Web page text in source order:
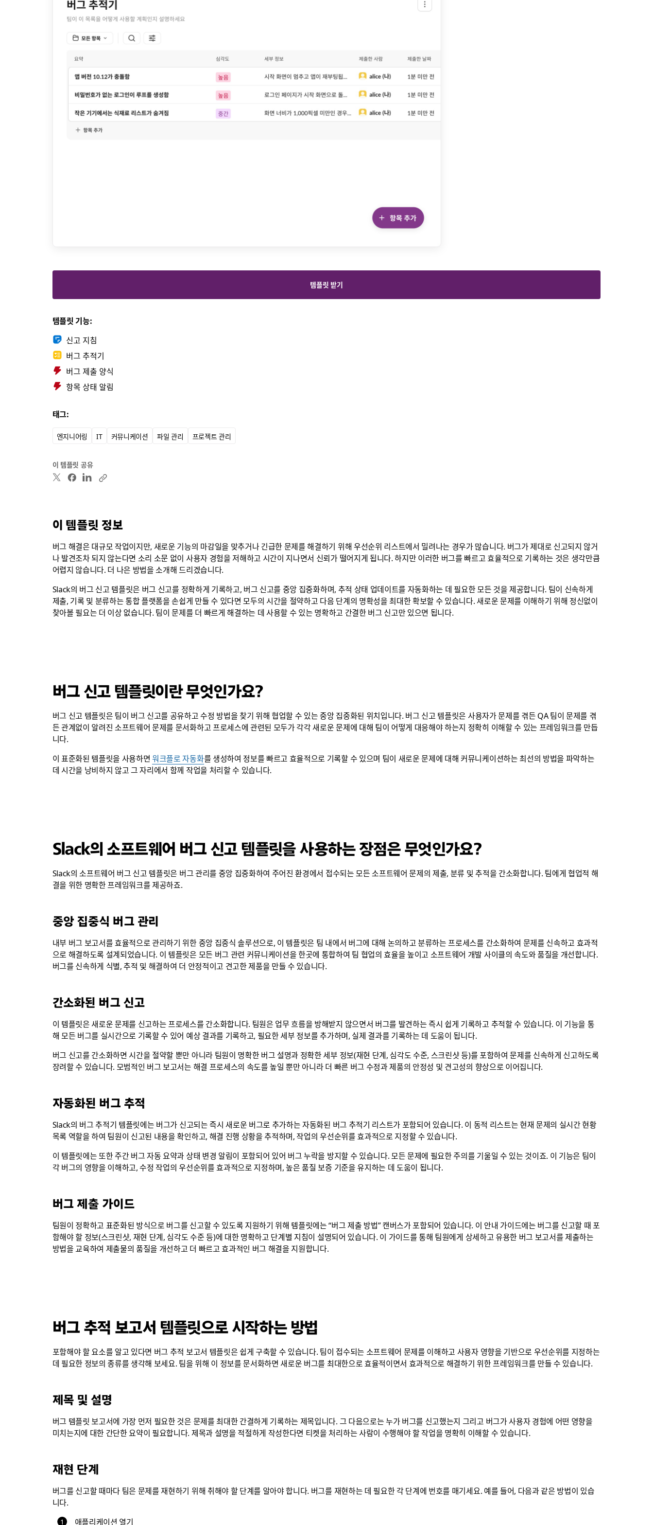
템플릿 받기
템플릿 기능:
신고 지침
버그 추적기
버그 제출 양식
항목 상태 알림
태그:
엔지니어링 IT 커뮤니케이션 파일 관리 프로젝트 관리
이 템플릿 공유
이 템플릿 정보
버그 해결은 대규모 작업이지만, 새로운 기능의 마감일을 맞추거나 긴급한 문제를 해결하기 위해 우선순위 리스트에서 밀려나는 경우가 많습니다. 버그가 제대로 신고되지 않거
나 발견조차 되지 않는다면 소리 소문 없이 사용자 경험을 저해하고 시간이 지나면서 신뢰가 떨어지게 됩니다. 하지만 이러한 버그를 빠르고 효율적으로 기록하는 것은 생각만큼
어렵지 않습니다. 더 나은 방법을 소개해 드리겠습니다.
Slack의 버그 신고 템플릿은 버그 신고를 정확하게 기록하고, 버그 신고를 중앙 집중화하며, 추적 상태 업데이트를 자동화하는 데 필요한 모든 것을 제공합니다. 팀이 신속하게
제출, 기록 및 분류하는 통합 플랫폼을 손쉽게 만들 수 있다면 모두의 시간을 절약하고 다음 단계의 명확성을 최대한 확보할 수 있습니다. 새로운 문제를 이해하기 위해 정신없이
찾아볼 필요는 더 이상 없습니다. 팀이 문제를 더 빠르게 해결하는 데 사용할 수 있는 명확하고 간결한 버그 신고만 있으면 됩니다.
버그 신고 템플릿이란 무엇인가요?
버그 신고 템플릿은 팀이 버그 신고를 공유하고 수정 방법을 찾기 위해 협업할 수 있는 중앙 집중화된 위치입니다. 버그 신고 템플릿은 사용자가 문제를 겪든 QA 팀이 문제를 겪
든 관계없이 알려진 소프트웨어 문제를 문서화하고 프로세스에 관련된 모두가 각각 새로운 문제에 대해 팀이 어떻게 대응해야 하는지 정확히 이해할 수 있는 프레임워크를 만듭
니다.
이 표준화된 템플릿을 사용하면워크플로 자동화를 생성하여 정보를 빠르고 효율적으로 기록할 수 있으며 팀이 새로운 문제에 대해 커뮤니케이션하는 최선의 방법을 파악하는
데 시간을 낭비하지 않고 그 자리에서 함께 작업을 처리할 수 있습니다.
Slack의 소프트웨어 버그 신고 템플릿을 사용하는 장점은 무엇인가요?
Slack의 소프트웨어 버그 신고 템플릿은 버그 관리를 중앙 집중화하여 주어진 환경에서 접수되는 모든 소프트웨어 문제의 제출, 분류 및 추적을 간소화합니다. 팀에게 협업적 해
결을 위한 명확한 프레임워크를 제공하죠.
중앙 집중식 버그 관리
내부 버그 보고서를 효율적으로 관리하기 위한 중앙 집중식 솔루션으로, 이 템플릿은 팀 내에서 버그에 대해 논의하고 분류하는 프로세스를 간소화하여 문제를 신속하고 효과적
으로 해결하도록 설계되었습니다. 이 템플릿은 모든 버그 관련 커뮤니케이션을 한곳에 통합하여 팀 협업의 효율을 높이고 소프트웨어 개발 사이클의 속도와 품질을 개선합니다.
버그를 신속하게 식별, 추적 및 해결하여 더 안정적이고 견고한 제품을 만들 수 있습니다.
간소화된 버그 신고
이 템플릿은 새로운 문제를 신고하는 프로세스를 간소화합니다. 팀원은 업무 흐름을 방해받지 않으면서 버그를 발견하는 즉시 쉽게 기록하고 추적할 수 있습니다. 이 기능을 통
해 모든 버그를 실시간으로 기록할 수 있어 예상 결과를 기록하고, 필요한 세부 정보를 추가하며, 실제 결과를 기록하는 데 도움이 됩니다.
버그 신고를 간소화하면 시간을 절약할 뿐만 아니라 팀원이 명확한 버그 설명과 정확한 세부 정보(재현 단계, 심각도 수준, 스크린샷 등)를 포함하여 문제를 신속하게 신고하도록
장려할 수 있습니다. 모범적인 버그 보고서는 해결 프로세스의 속도를 높일 뿐만 아니라 더 빠른 버그 수정과 제품의 안정성 및 견고성의 향상으로 이어집니다.
자동화된 버그 추적
Slack의 버그 추적기 템플릿에는 버그가 신고되는 즉시 새로운 버그로 추가하는 자동화된 버그 추적기 리스트가 포함되어 있습니다. 이 동적 리스트는 현재 문제의 실시간 현황
목록 역할을 하여 팀원이 신고된 내용을 확인하고, 해결 진행 상황을 추적하며, 작업의 우선순위를 효과적으로 지정할 수 있습니다.
이 템플릿에는 또한 주간 버그 자동 요약과 상태 변경 알림이 포함되어 있어 버그 누락을 방지할 수 있습니다. 모든 문제에 필요한 주의를 기울일 수 있는 것이죠. 이 기능은 팀이
각 버그의 영향을 이해하고, 수정 작업의 우선순위를 효과적으로 지정하며, 높은 품질 보증 기준을 유지하는 데 도움이 됩니다.
버그 제출 가이드
팀원이 정확하고 표준화된 방식으로 버그를 신고할 수 있도록 지원하기 위해 템플릿에는 “버그 제출 방법” 캔버스가 포함되어 있습니다. 이 안내 가이드에는 버그를 신고할 때 포
함해야 할 정보(스크린샷, 재현 단계, 심각도 수준 등)에 대한 명확하고 단계별 지침이 설명되어 있습니다. 이 가이드를 통해 팀원에게 상세하고 유용한 버그 보고서를 제출하는
방법을 교육하여 제출물의 품질을 개선하고 더 빠르고 효과적인 버그 해결을 지원합니다.
버그 추적 보고서 템플릿으로 시작하는 방법
포함해야 할 요소를 알고 있다면 버그 추적 보고서 템플릿은 쉽게 구축할 수 있습니다. 팀이 접수되는 소프트웨어 문제를 이해하고 사용자 영향을 기반으로 우선순위를 지정하는
데 필요한 정보의 종류를 생각해 보세요. 팀을 위해 이 정보를 문서화하면 새로운 버그를 최대한으로 효율적이면서 효과적으로 해결하기 위한 프레임워크를 만들 수 있습니다.
제목 및 설명
버그 템플릿 보고서에 가장 먼저 필요한 것은 문제를 최대한 간결하게 기록하는 제목입니다. 그 다음으로는 누가 버그를 신고했는지 그리고 버그가 사용자 경험에 어떤 영향을
미치는지에 대한 간단한 요약이 필요합니다. 제목과 설명을 적절하게 작성한다면 티켓을 처리하는 사람이 수행해야 할 작업을 명확히 이해할 수 있습니다.
재현 단계
버그를 신고할 때마다 팀은 문제를 재현하기 위해 취해야 할 단계를 알아야 합니다. 버그를 재현하는 데 필요한 각 단계에 번호를 매기세요. 예를 들어, 다음과 같은 방법이 있습
니다.
애플리케이션 열기